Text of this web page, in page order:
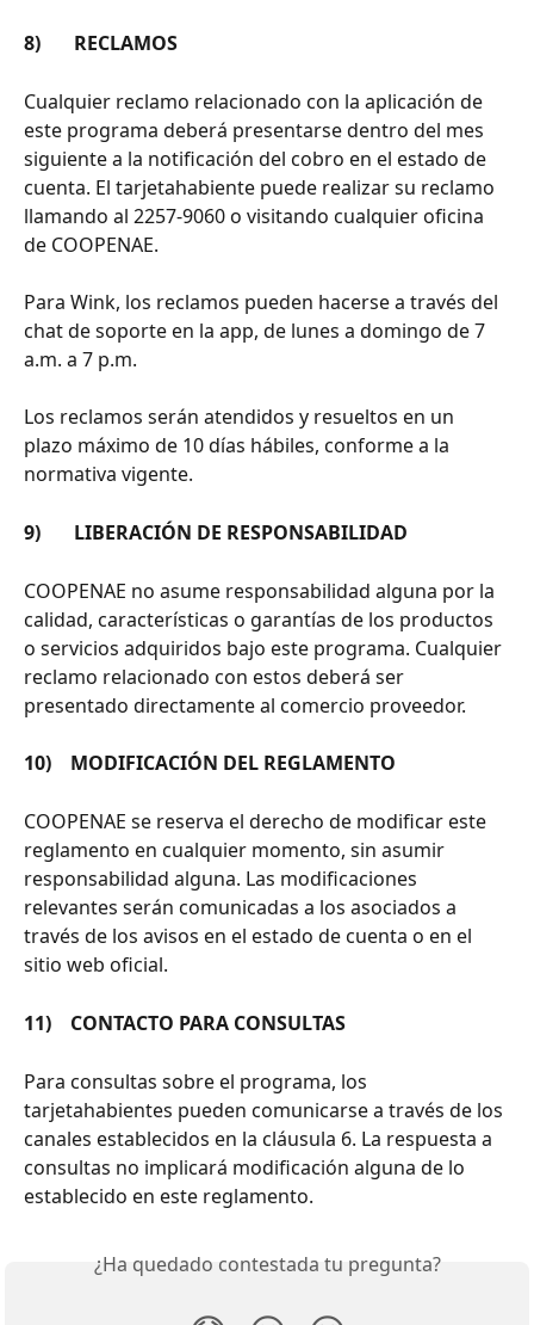
8)       RECLAMOS
Cualquier reclamo relacionado con la aplicación de
este programa deberá presentarse dentro del mes
siguiente a la notificación del cobro en el estado de
cuenta. El tarjetahabiente puede realizar su reclamo
llamando al 2257-9060 o visitando cualquier oficina
de COOPENAE.
Para Wink, los reclamos pueden hacerse a través del
chat de soporte en la app, de lunes a domingo de 7
a.m. a 7 p.m.
Los reclamos serán atendidos y resueltos en un
plazo máximo de 10 días hábiles, conforme a la
normativa vigente.
9)       LIBERACIÓN DE RESPONSABILIDAD
COOPENAE no asume responsabilidad alguna por la
calidad, características o garantías de los productos
o servicios adquiridos bajo este programa. Cualquier
reclamo relacionado con estos deberá ser
presentado directamente al comercio proveedor.
10)    MODIFICACIÓN DEL REGLAMENTO
COOPENAE se reserva el derecho de modificar este
reglamento en cualquier momento, sin asumir
responsabilidad alguna. Las modificaciones
relevantes serán comunicadas a los asociados a
través de los avisos en el estado de cuenta o en el
sitio web oficial.
11)    CONTACTO PARA CONSULTAS
Para consultas sobre el programa, los
tarjetahabientes pueden comunicarse a través de los
canales establecidos en la cláusula 6. La respuesta a
consultas no implicará modificación alguna de lo
establecido en este reglamento.
¿Ha quedado contestada tu pregunta?